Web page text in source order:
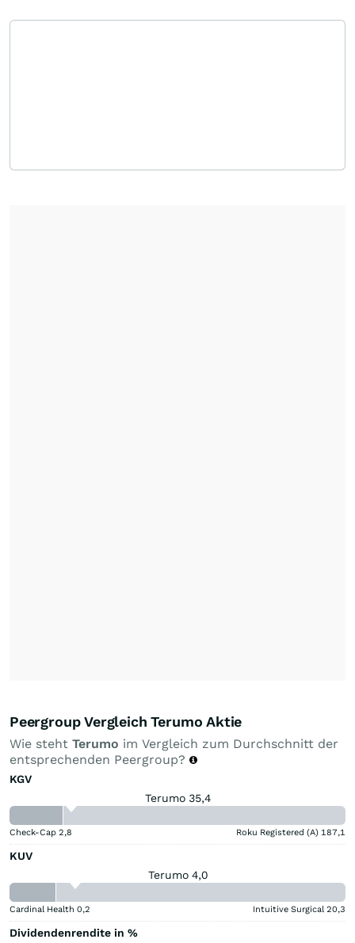
Peergroup Vergleich Terumo Aktie
Wie steht Terumo im Vergleich zum Durchschnitt der
entsprechenden Peergroup?
KGV
Terumo 35,4
Check-Cap 2,8 Roku Registered (A) 187,1
KUV
Terumo 4,0
Cardinal Health 0,2 Intuitive Surgical 20,3
Dividendenrendite in %